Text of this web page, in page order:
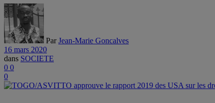
Par Jean-Marie Goncalves
16 mars 2020
dans SOCIETE
0 0
0